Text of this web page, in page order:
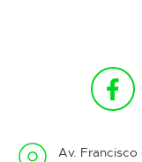
Av. Francisco